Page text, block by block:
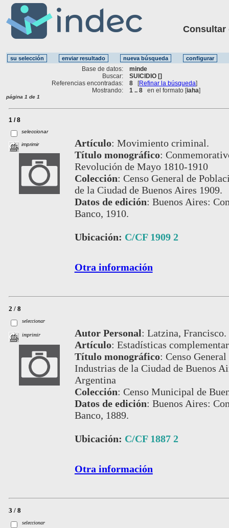
Consultar
Base de datos:
minde
Buscar:
SUICIDIO []
Referencias encontradas:
8 [Refinar la búsqueda]
Mostrando:
1 .. 8 en el formato [iaha]
página 1 de 1
1 / 8
seleccionar
imprimir Artículo: Movimiento criminal.
Título monográfico:
Revolución de Mayo 1810-1910
Colección: Censo General de
de la Ciudad de Buenos Aires 1909.
Datos de edición: Buenos Aires:
Banco, 1910.
Ubicación: C/CF 1909 2
Otra información
2 / 8
seleccionar
imprimir Autor Personal: Latzina, Francisco.
Artículo: Estadísticas
Título monográfico: Censo
Industrias de la Ciudad de Buenos
Argentina
Colección: Censo Municipal de
Datos de edición: Buenos Aires:
Banco, 1889.
Ubicación: C/CF 1887 2
Otra información
3 / 8
seleccionar